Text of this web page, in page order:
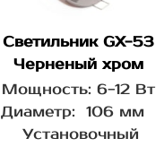
Светильник GX-53
Черненый хром
Мощность: 6-12 Вт
Диаметр: 106 мм
Установочный